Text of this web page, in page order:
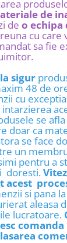
de
de o echipa
cu care
sa fie
sigur
48 de
cu
se afla
doar ca
se face
un
pentru a
doresti.
acest
si pana
aleasa
lucratoare.
comanda